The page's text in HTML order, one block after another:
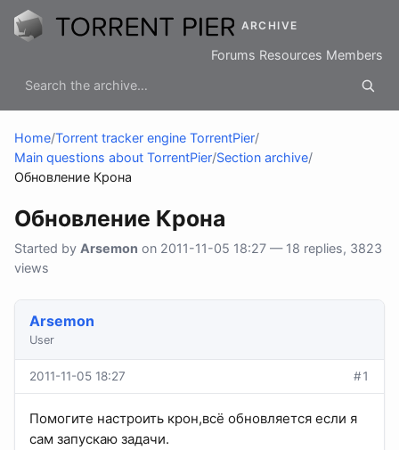
ARCHIVE
Forums Resources Members
Home/Torrent tracker engine TorrentPier/
Main questions about TorrentPier/Section archive/
Обновление Крона
Обновление Крона
Started by Arsemon on 2011-11-05 18:27 — 18 replies, 3823
views
Arsemon
User
2011-11-05 18:27 #1
Помогите настроить крон,всё обновляется если я
сам запускаю задачи.